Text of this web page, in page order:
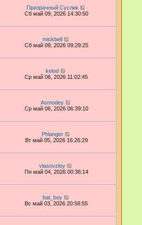
Призрачный Суслик
Сб май 09, 2026 14:30:50
mickbell
Сб май 09, 2026 09:29:25
kelod
Ср май 06, 2026 11:02:45
Asmodey
Ср май 06, 2026 06:39:10
Phlanger
Вт май 05, 2026 16:26:29
vlasovzloy
Пн май 04, 2026 00:36:14
bat_boy
Вс май 03, 2026 20:58:55